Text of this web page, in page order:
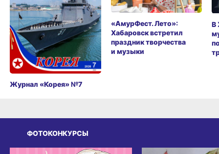
Журнал «Корея» №7
«АмурФест. Лето»:
Хабаровск встретил
праздник творчества
и музыки
В
ФОТОКОНКУРСЫ